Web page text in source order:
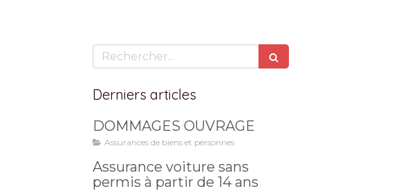
Rechercher
Derniers articles
DOMMAGES OUVRAGE
Assurances de biens et personnes
Assurance voiture sans
permis à partir de 14 ans